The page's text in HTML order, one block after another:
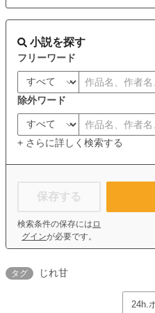
小説を探す
フリーワード
除外ワード
+ さらに詳しく検索する
保存する
検索条件の保存には ロ
グインが必要です。
タグ じれ甘